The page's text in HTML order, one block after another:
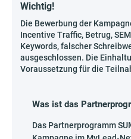
Wichtig!
Die Bewerbung der
Incentive Traffic, Betrug,
Keywords, falscher
ausgeschlossen. Die
Voraussetzung für die
Was ist das
Das Partnerprogramm